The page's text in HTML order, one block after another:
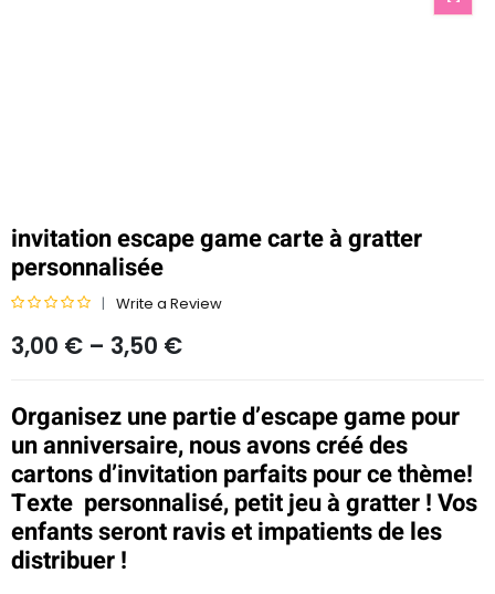
invitation escape game carte à gratter
personnalisée
o
0
s
u
r
Write a Review
3,00 € – 3,50 €
Organisez une partie d’escape game pour
un anniversaire, nous avons créé des
cartons d’invitation parfaits pour ce thème!
Texte personnalisé, petit jeu à gratter ! Vos
enfants seront ravis et impatients de les
distribuer !